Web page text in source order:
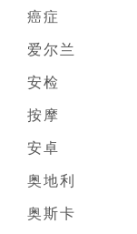
癌症
爱尔兰
安检
按摩
安卓
奥地利
奥斯卡